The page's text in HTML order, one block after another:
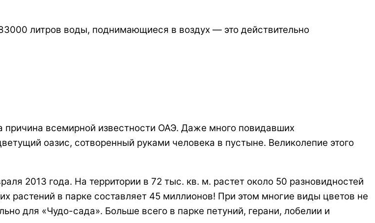
литров воды, поднимающиеся в воздух — это действительно
всемирной известности ОАЭ. Даже много повидавших
оазис, сотворенный руками человека в пустыне. Великолепие этого
2013 года. На территории в 72 тыс. кв. м. растет около 50 разновидностей
растений в парке составляет 45 миллионов! При этом многие виды цветов не
для «Чудо-сада». Больше всего в парке петуний, герани, лобелии и